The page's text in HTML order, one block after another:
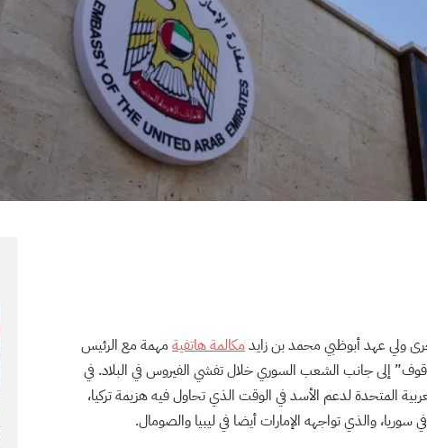
ولي عهد أبوظبي محمد بن زايدمكالمةهاتفية مهمة مع الرئيس
إلى جانب الشعب السوري خلال تفشي الفيروس في البلاد. في
المتحدة لدعم الأسد في الوقت الذي تحاول فيه هزيمة تركيا،
والذي تواجهه الإمارات أيضا في ليبيا والصومال.